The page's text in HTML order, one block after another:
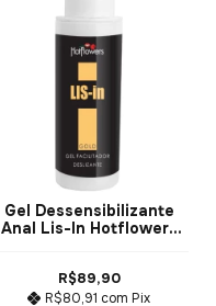
Gel Dessensibilizante
Anal Lis-In Hotflowers
R$89,90
R$80,91 com Pix